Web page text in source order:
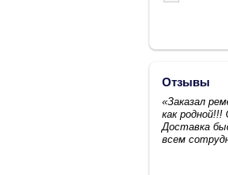
Отзывы
«Заказал
как
Доставка
всем